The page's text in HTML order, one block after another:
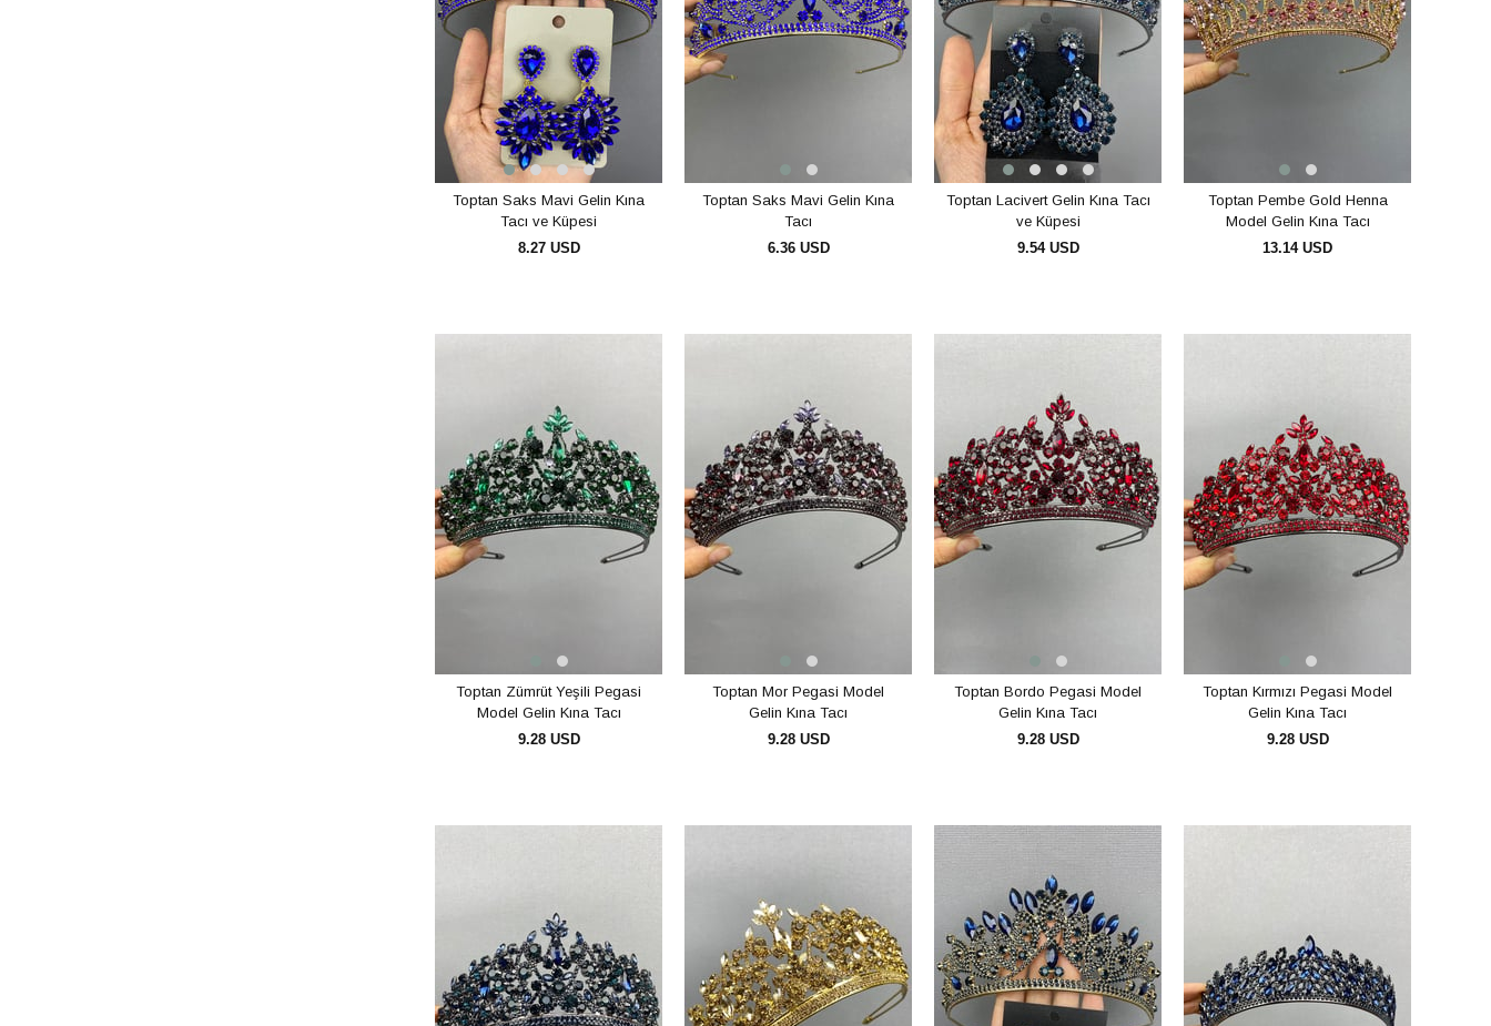
Toptan Saks Mavi Gelin Kına
Tacı ve Küpesi
8.27 USD
Toptan Saks Mavi Gelin Kına
Tacı
6.36 USD
Toptan Lacivert Gelin Kına Tacı
ve Küpesi
9.54 USD
Toptan Pembe Gold Henna
Model Gelin Kına Tacı
13.14 USD
Toptan Zümrüt Yeşili Pegasi
Model Gelin Kına Tacı
9.28 USD
Toptan Mor Pegasi Model
Gelin Kına Tacı
9.28 USD
Toptan Bordo Pegasi Model
Gelin Kına Tacı
9.28 USD
Toptan Kırmızı Pegasi Model
Gelin Kına Tacı
9.28 USD